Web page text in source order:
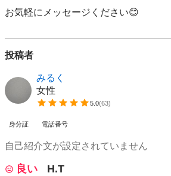
お気軽にメッセージください😊
投稿者
みるく
女性
5.0(63)
身分証 電話番号
自己紹介文が設定されていません
良い
H.T